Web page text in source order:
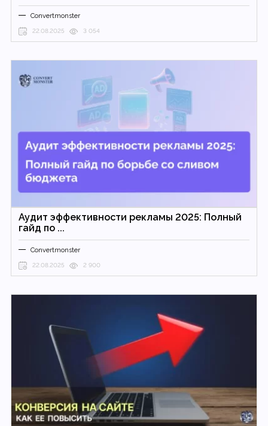
Convertmonster
22.08.2025 3 054
Аудит эффективности рекламы 2025: Полный
гайд по ...
Convertmonster
22.08.2025 2 900